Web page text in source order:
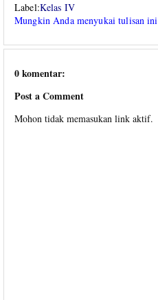
Label:Kelas IV
Mungkin Anda menyukai tulisan ini
0 komentar:
Post a Comment
Mohon tidak memasukan link aktif.